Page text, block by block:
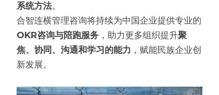
系统方法。
合智连横管理咨询将持续为中国企业提供专业的
OKR咨询与陪跑服务 ，助力更多组织提升聚
焦、协同、沟通和学习的能力 ，赋能民族企业创
新发展。